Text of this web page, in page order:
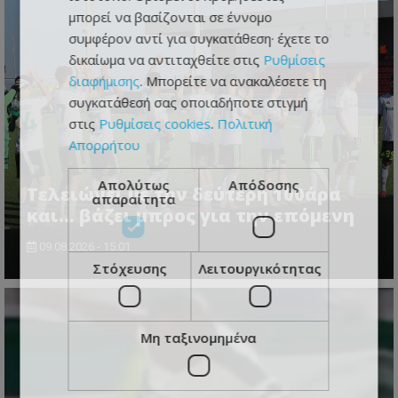
Τελειώνει με την δεύτερη 100άρα
και... βάζει μπρος για την επόμενη
μπορεί να βασίζονται σε έννομο
συμφέρον αντί για συγκατάθεση· έχετε το
δικαίωμα να αντιταχθείτε στις Ρυθμίσεις
διαφήμισης. Μπορείτε να ανακαλέσετε τη
συγκατάθεσή σας οποιαδήποτε στιγμή
στις Ρυθμίσεις cookies. Πολιτική
Απορρήτου
Απολύτως
απαραίτητα
Απόδοσης
Στόχευσης Λειτουργικότητας
Μη ταξινομημένα